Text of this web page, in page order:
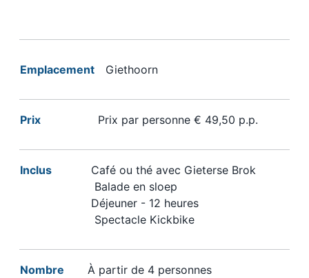
Emplacement Giethoorn
Prix Prix par personne € 49,50 p.p.
Inclus
Café ou thé avec Gieterse Brok
Balade en sloep
Déjeuner - 12 heures
Spectacle Kickbike
Nombre À partir de 4 personnes